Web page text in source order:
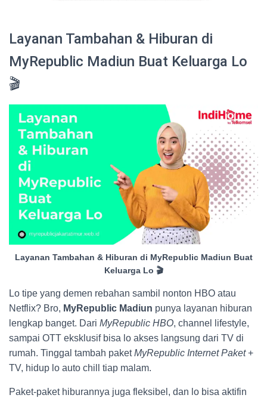
Layanan Tambahan & Hiburan di
MyRepublic Madiun Buat Keluarga Lo
🎬
Layanan Tambahan & Hiburan di MyRepublic Madiun Buat
Keluarga Lo 🎬
Lo tipe yang demen rebahan sambil nonton HBO atau
Netflix? Bro, MyRepublic Madiun punya layanan hiburan
lengkap banget. Dari MyRepublic HBO, channel lifestyle,
sampai OTT eksklusif bisa lo akses langsung dari TV di
rumah. Tinggal tambah paketMyRepublic Internet Paket+
TV, hidup lo auto chill tiap malam.
Paket-paket hiburannya juga fleksibel, dan lo bisa aktifin